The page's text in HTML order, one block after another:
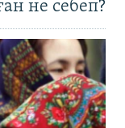
не себеп?